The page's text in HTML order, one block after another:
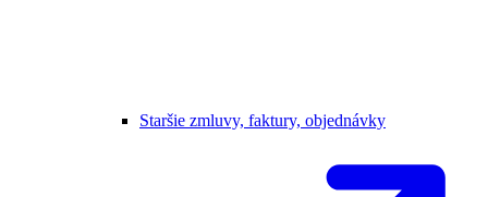
Staršie zmluvy, faktury, objednávky